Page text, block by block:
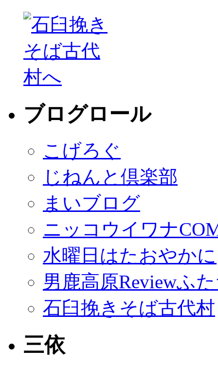
ブログロール
こげろぐ
じねんと倶楽部
まいブログ
ニッコウイワナ
水曜日はたおやかに
男鹿高原Reviewふ
石臼挽きそば古代村
三依